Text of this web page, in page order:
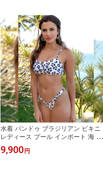
水着 バンドゥ ブラジリアン ビキニ
レディース プール インポート 海 ビ
ーチ 海外旅行 みずぎ セクシー 衣装
撮影 かわいい 大人女子 ハワイ グア
9,900 円